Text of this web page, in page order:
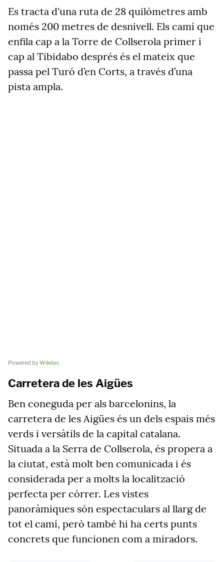
Es tracta d'una ruta de 28 quilòmetres amb
només 200 metres de desnivell. Els camí que
enfila cap a la Torre de Collserola primer i
cap al Tibidabo després és el mateix que
passa pel Turó d’en Corts, a través d’una
pista ampla.
Powered byWikiloc
Carretera de les Aigües
Ben coneguda per als barcelonins, la
carretera de les Aigües és un dels espais més
verds i versàtils de la capital catalana.
Situada a la Serra de Collserola, és propera a
la ciutat, està molt ben comunicada i és
considerada per a molts la localització
perfecta per córrer. Les vistes
panoràmiques són espectaculars al llarg de
tot el camí, però també hi ha certs punts
concrets que funcionen com a miradors.